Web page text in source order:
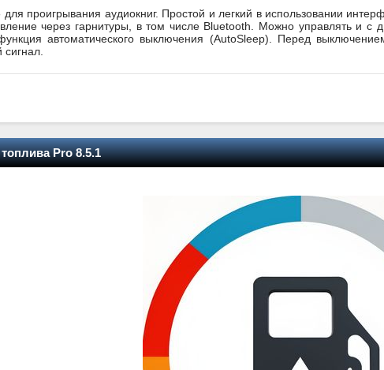
проигрывания аудиокниг. Простой и легкий в использовании
через гарнитуры, в том числе Bluetooth. Можно управлять и с
автоматического выключения (AutoSleep). Перед
сигнал.
Pro 8.5.1